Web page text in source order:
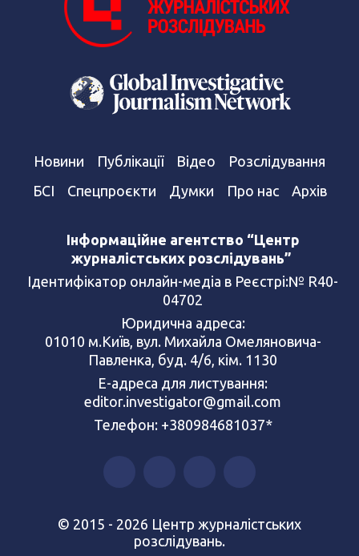
Новини Публікації Відео
Розслідування
БСІ
Спецпроєкти Думки Про нас Архів
Інформаційне агентство “Центр
журналістських розслідувань”
Ідентифікатор онлайн-медіа в Реєстрі:№ R40-
04702
Юридична адреса:
01010 м.Київ, вул. Михайла Омеляновича-
Павленка, буд. 4/6, кім. 1130
Е-адреса для листування:
editor.investigator@gmail.com
Телефон: +380984681037*
© 2015 - 2026 Центр журналістських
розслідувань.